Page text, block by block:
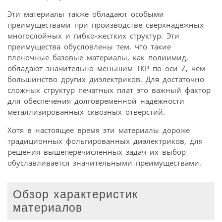
Эти материалы также обладают особыми
преимуществами при производстве сверхнадежных
многослойных и гибко-жестких структур. Эти
преимущества обусловлены тем, что такие
пленочные базовые материалы, как полиимид,
обладают значительно меньшим ТКР по оси Z, чем
большинство других диэлектриков. Для достаточно
сложных структур печатных плат это важный фактор
для обеспечения долговременной надежности
металлизированных сквозных отверстий.
Хотя в настоящее время эти материалы дороже
традиционных фольгированных диэлектриков, для
решения вышеперечисленных задач их выбор
обуславливается значительными преимуществами.
Обзор характеристик
материалов